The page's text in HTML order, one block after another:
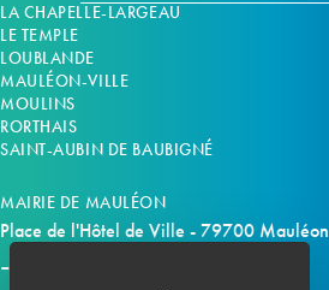
LA CHAPELLE-LARGEAU
LE TEMPLE
LOUBLANDE
MAULÉON-VILLE
MOULINS
RORTHAIS
SAINT-AUBIN DE BAUBIGNÉ
MAIRIE DE MAULÉON
Place de l'Hôtel de Ville - 79700 Mauléon